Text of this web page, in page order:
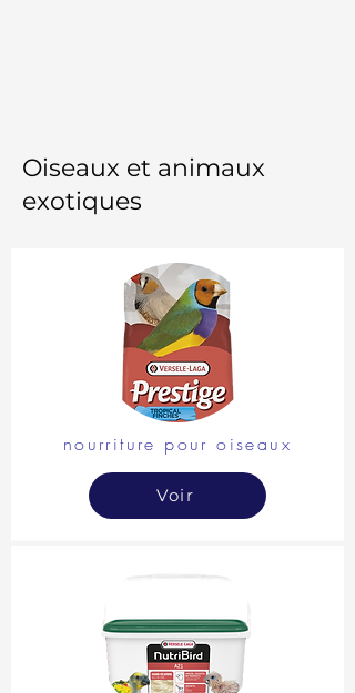
Oiseaux et animaux
exotiques
nourriture pour oiseaux
Voir